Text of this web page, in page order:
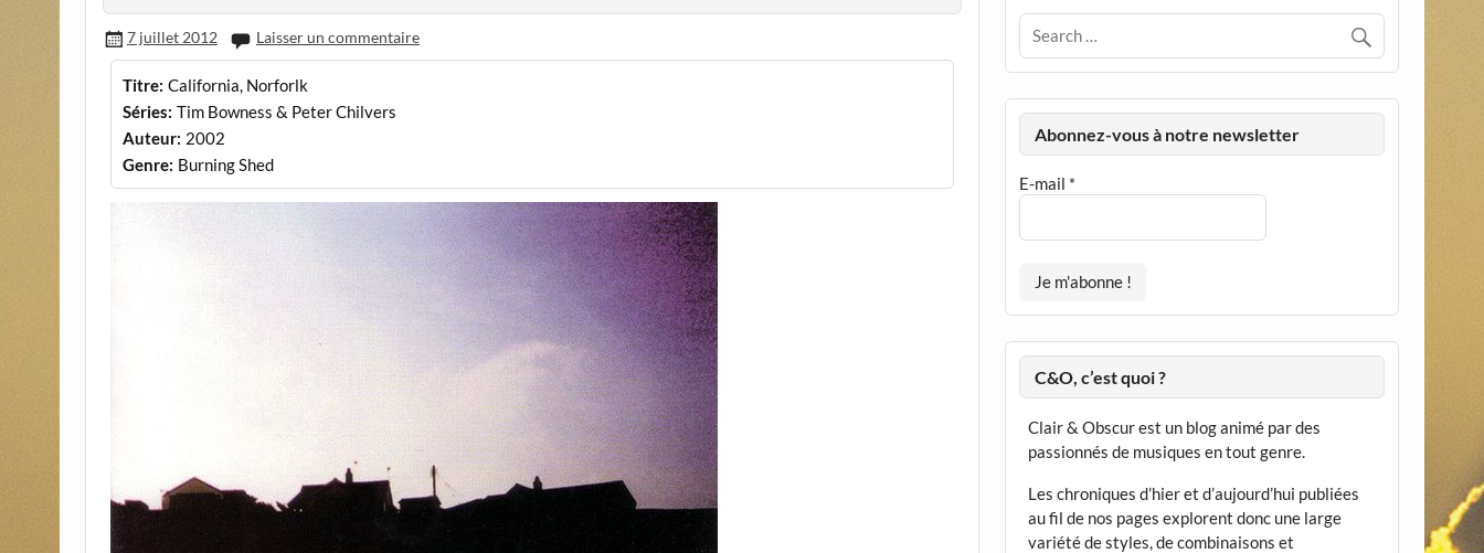
7 juillet 2012 Laisser un commentaire
Titre: California, Norforlk
Séries: Tim Bowness & Peter Chilvers
Auteur: 2002
Genre: Burning Shed
Abonnez-vous à notre newsletter
E-mail *
C&O, c’est quoi ?
Clair & Obscur est un blog animé par des
passionnés de musiques en tout genre.
Les chroniques d’hier et d’aujourd’hui publiées
au fil de nos pages explorent donc une large
variété de styles, de combinaisons et